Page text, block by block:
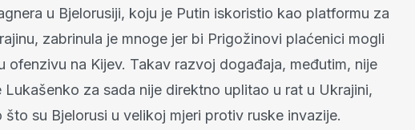
u Bjelorusiji, koju je Putin iskoristio kao platformu za
zabrinula je mnoge jer bi Prigožinovi plaćenici mogli
ofenzivu na Kijev. Takav razvoj događaja, međutim, nije
Lukašenko za sada nije direktno uplitao u rat u Ukrajini,
su Bjelorusi u velikoj mjeri protiv ruske invazije.